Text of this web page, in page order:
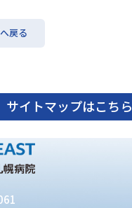
戻る
サイトマップはこちら